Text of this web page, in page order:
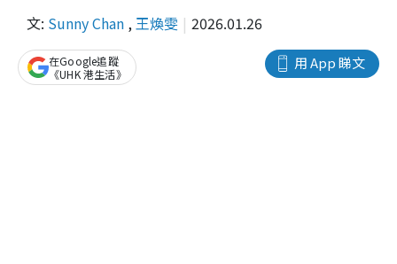
文: Sunny Chan ,王煥雯 2026.01.26
用 App 睇文
在Google追蹤
《UHK 港生活》